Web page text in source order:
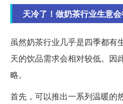
天冷了！做奶茶行业生意
虽然奶茶行业几乎是四季都有
天的饮品需求会相对较低。因
略。
首先，可以推出一系列温暖的